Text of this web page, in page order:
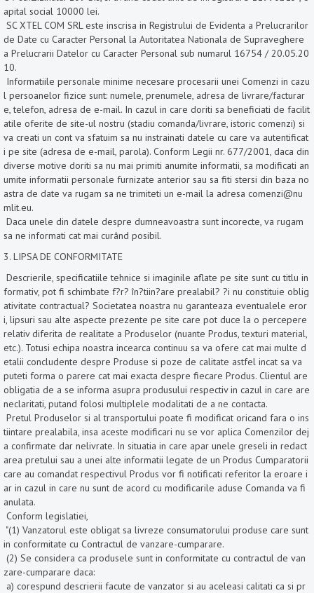
apital social 10000 lei.
SC XTEL COM SRL este inscrisa in Registrului de Evidenta a Prelucrarilor
de Date cu Caracter Personal la Autoritatea Nationala de Supraveghere
a Prelucrarii Datelor cu Caracter Personal sub numarul 16754 / 20.05.20
10.
Informatiile personale minime necesare procesarii unei Comenzi in cazu
l persoanelor fizice sunt: numele, prenumele, adresa de livrare/facturar
e, telefon, adresa de e-mail. In cazul in care doriti sa beneficiati de facilit
atile oferite de site-ul nostru (stadiu comanda/livrare, istoric comenzi) si
va creati un cont va sfatuim sa nu instrainati datele cu care va autentificat
i pe site (adresa de e-mail, parola). Conform Legii nr. 677/2001, daca din
diverse motive doriti sa nu mai primiti anumite informatii, sa modificati an
umite informatii personale furnizate anterior sau sa fiti stersi din baza no
astra de date va rugam sa ne trimiteti un e-mail la adresa comenzi@nu
mlit.eu.
Daca unele din datele despre dumneavoastra sunt incorecte, va rugam
sa ne informati cat mai curând posibil.
3. LIPSA DE CONFORMITATE
Descrierile, specificatiile tehnice si imaginile aflate pe site sunt cu titlu in
formativ, pot fi schimbate f?r? în?tiin?are prealabil? ?i nu constituie oblig
ativitate contractual? Societatea noastra nu garanteaza eventualele eror
i, lipsuri sau alte aspecte prezente pe site care pot duce la o percepere
relativ diferita de realitate a Produselor (nuante Produs, texturi material,
etc.). Totusi echipa noastra incearca continuu sa va ofere cat mai multe d
etalii concludente despre Produse si poze de calitate astfel incat sa va
puteti forma o parere cat mai exacta despre fiecare Produs. Clientul are
obligatia de a se informa asupra produsului respectiv in cazul in care are
neclaritati, putand folosi multiplele modalitati de a ne contacta.
Pretul Produselor si al transportului poate fi modificat oricand fara o ins
tiintare prealabila, insa aceste modificari nu se vor aplica Comenzilor dej
a confirmate dar nelivrate. In situatia in care apar unele greseli in redact
area pretului sau a unei alte informatii legate de un Produs Cumparatorii
care au comandat respectivul Produs vor fi notificati referitor la eroare i
ar in cazul in care nu sunt de acord cu modificarile aduse Comanda va fi
anulata.
Conform legislatiei,
"(1) Vanzatorul este obligat sa livreze consumatorului produse care sunt
in conformitate cu Contractul de vanzare-cumparare.
(2) Se considera ca produsele sunt in conformitate cu contractul de van
zare-cumparare daca:
a) corespund descrierii facute de vanzator si au aceleasi calitati ca si pr